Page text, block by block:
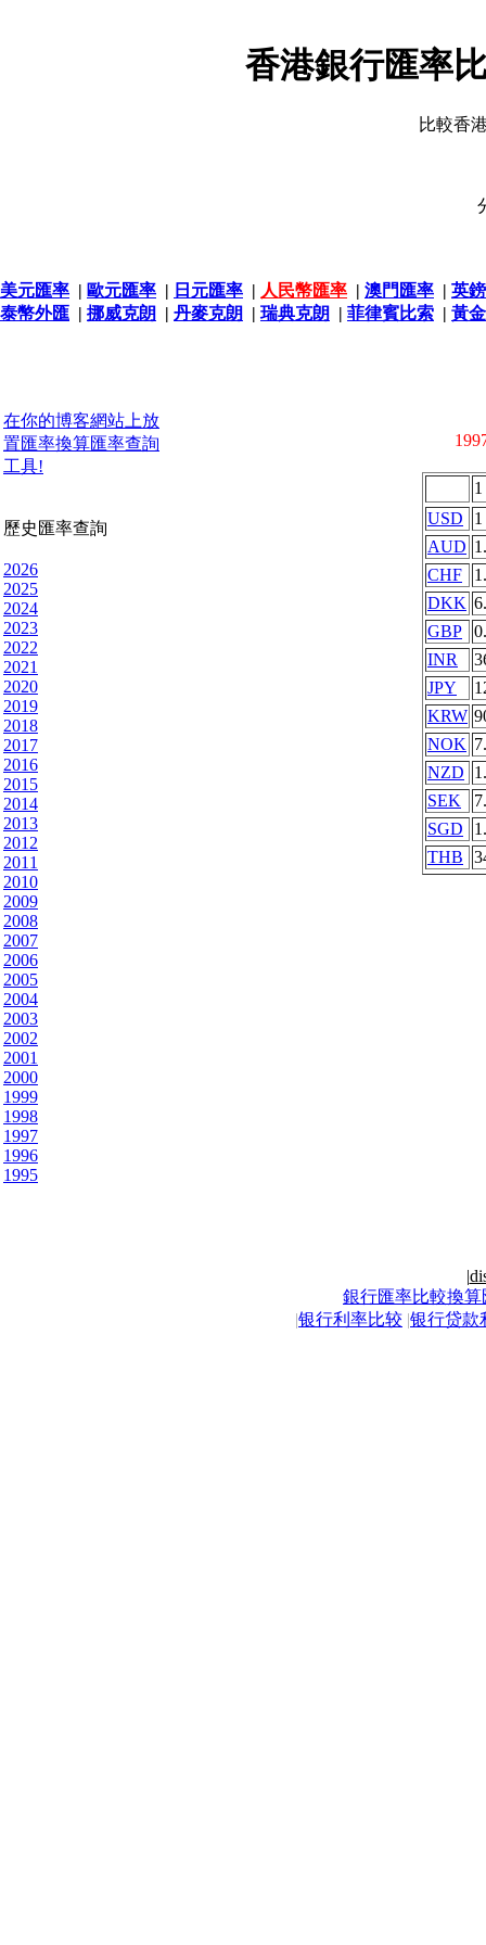
香港銀行匯率
比較香
美元匯率 | 歐元匯率 | 日元匯率 | 人民幣匯率 | 澳門匯率 | 英
泰幣外匯 | 挪威克朗 | 丹麥克朗 | 瑞典克朗 | 菲律賓比索 | 黃
在你的博客網站上放
置匯率換算匯率查詢
工具!
歷史匯率查詢
2026
2025
2024
2023
2022
2021
2020
2019
2018
2017
2016
2015
2014
2013
2012
2011
2010
2009
2008
2007
2006
2005
2004
2003
2002
2001
2000
1999
1998
1997
1996
1995
1
USD
1
AUD
CHF
DKK
GBP
INR
JPY
KRW
NOK
NZD
SEK
SGD
THB
|
銀行匯率比較換算
|银行利率比较 |银行贷款